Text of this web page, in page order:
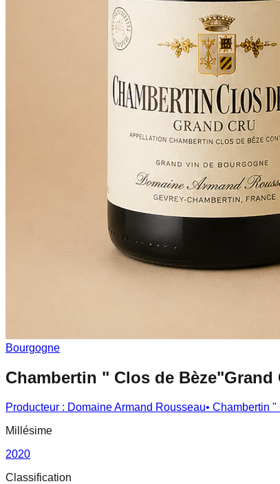
Bourgogne
Chambertin " Clos de Bèze"Grand
Producteur : Domaine Armand Rousseau• Chambertin "
Millésime
2020
Classification